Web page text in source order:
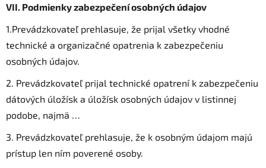
VII. Podmienky zabezpečení osobných údajov
1.Prevádzkovateľ prehlasuje, že prijal všetky vhodné
technické a organizačné opatrenia k zabezpečeniu
osobných údajov.
2. Prevádzkovateľ prijal technické opatrení k zabezpečeniu
dátových úložísk a úložísk osobných údajov v listinnej
podobe, najmä …
3. Prevádzkovateľ prehlasuje, že k osobným údajom majú
prístup len ním poverené osoby.